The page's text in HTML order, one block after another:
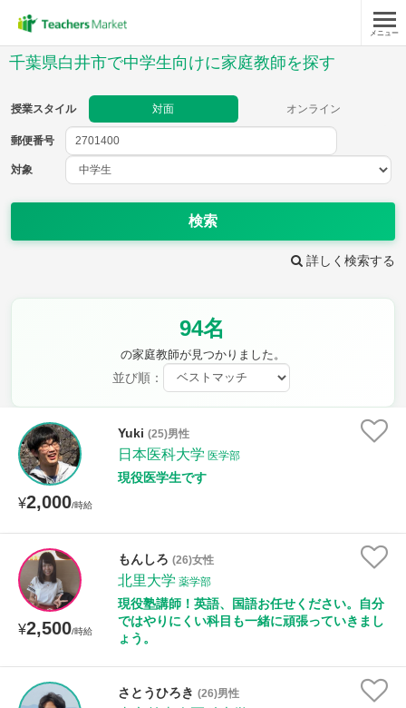
メニュー
千葉県白井市で中学生向けに家庭教師を探す
授業スタイル 対面 オンライン
郵便番号
対象
検索
詳しく検索する
94名
の家庭教師が見つかりました。
並び順：
¥2,000/時給
Yuki (25)男性
日本医科大学 医学部
現役医学生です
¥2,500/時給
もんしろ (26)女性
北里大学 薬学部
現役塾講師！英語、国語お任せください。自分
ではやりにくい科目も一緒に頑張っていきまし
ょう。
さとうひろき (26)男性
郵便番号
教科
古典
公民 芸術 音楽 保健体育
時給：¥1,000 ～ ¥10,000
授業可能日
月曜日 火曜日 水曜日
土曜日 日曜日
所属大学